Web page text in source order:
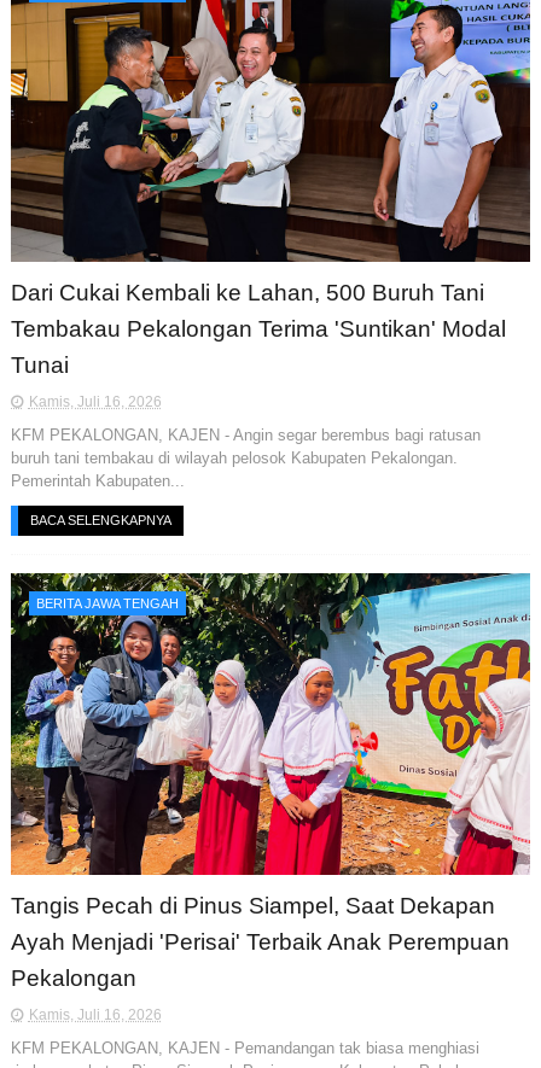
Dari Cukai Kembali ke Lahan, 500 Buruh Tani
Tembakau Pekalongan Terima 'Suntikan' Modal
Tunai
Kamis, Juli 16, 2026
KFM PEKALONGAN, KAJEN - Angin segar berembus bagi ratusan
buruh tani tembakau di wilayah pelosok Kabupaten Pekalongan.
Pemerintah Kabupaten...
BACA SELENGKAPNYA
BERITA JAWA TENGAH
Tangis Pecah di Pinus Siampel, Saat Dekapan
Ayah Menjadi 'Perisai' Terbaik Anak Perempuan
Pekalongan
Kamis, Juli 16, 2026
KFM PEKALONGAN, KAJEN - Pemandangan tak biasa menghiasi